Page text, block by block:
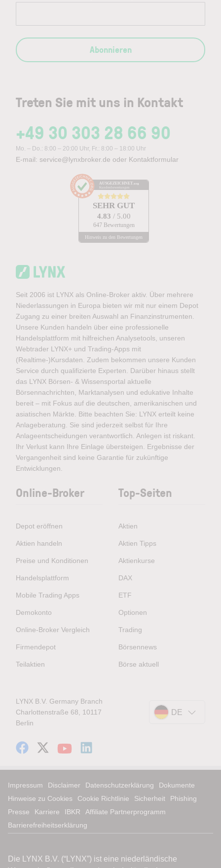
Treten Sie mit uns in Kontakt
+49 30 303 28 66 90
Mo. – Do.: 8:00 – 20:00 Uhr, Fr.: 8:00 – 18:00 Uhr
E-mail: service@lynxbroker.de oder Kontaktformular
AUSGEZEICHNET .org
Kundenbewertungen
SEHR GUT
4.83 / 5.00
647 Bewertungen
Hinweis zu den Bewertungen
Abonnieren
Seit 2006 ist LYNX als Online-Broker aktiv. Über mehrere
Niederlassungen in Europa bieten wir mit nur einem Depot
Zugang zu einer breiten Auswahl an Finanzinstrumenten.
Unsere Kunden handeln über eine professionelle
Handelsplattform mit hilfreichen Analysetools, unseren
Webtrader LYNX+ und Trading-Apps mit
(Realtime-)Kursdaten. Zudem bekommen unsere Kunden
Service durch qualifizierte Experten. Darüber hinaus stellt
das LYNX Börsen- & Wissensportal aktuelle
Börsennachrichten, Marktanalysen und edukative Inhalte
bereit – mit Fokus auf die deutschen, amerikanischen und
asiatischen Märkte. Bitte beachten Sie: LYNX erteilt keine
Anlageberatung. Sie sind jederzeit selbst für Ihre
Anlageentscheidungen verantwortlich. Anlegen ist riskant.
Ihr Verlust kann Ihre Einlage übersteigen. Ergebnisse der
Vergangenheit sind keine Garantie für zukünftige
Entwicklungen.
Online-Broker
Depot eröffnen
Aktien handeln
Preise und Konditionen
Handelsplattform
Mobile Trading Apps
Demokonto
Online-Broker Vergleich
Firmendepot
Teilaktien
Top-Seiten
Aktien
Aktien Tipps
Aktienkurse
DAX
ETF
Optionen
Trading
Börsennews
Börse aktuell
LYNX B.V. Germany Branch
Charlottenstraße 68, 10117
Berlin
DE
Impressum Disclaimer Datenschutzerklärung
Dokumente
Hinweise zu Cookies
Cookie Richtlinie Sicherheit
Phishing
Presse
Karriere IBKR
Affiliate Partnerprogramm
Barrierefreiheitserklärung